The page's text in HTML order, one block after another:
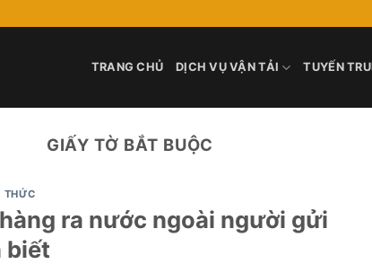
TRANG CHỦ DỊCH VỤ VẬN TẢI TUYẾN
GIẤY TỜ BẮT BUỘC
THỨC
ra nước ngoài người gửi
biết